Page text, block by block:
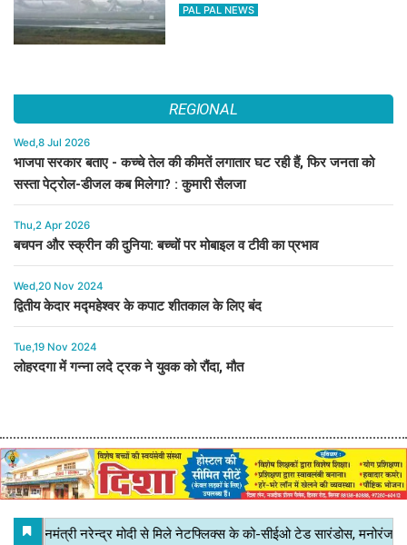
PAL PAL NEWS
REGIONAL
Wed,8 Jul 2026
भाजपा सरकार बताए - कच्चे तेल की कीमतें लगातार घट रही हैं, फिर जनता को
सस्ता पेट्रोल-डीजल कब मिलेगा? : कुमारी सैलजा
Thu,2 Apr 2026
बचपन और स्क्रीन की दुनिया: बच्चों पर मोबाइल व टीवी का प्रभाव
Wed,20 Nov 2024
द्वितीय केदार मद्महेश्वर के कपाट शीतकाल के लिए बंद
Tue,19 Nov 2024
लोहरदगा में गन्ना लदे ट्रक ने युवक को रौंदा, मौत